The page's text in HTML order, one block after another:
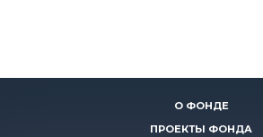
О ФОНДЕ
ПРОЕКТЫ ФОНДА